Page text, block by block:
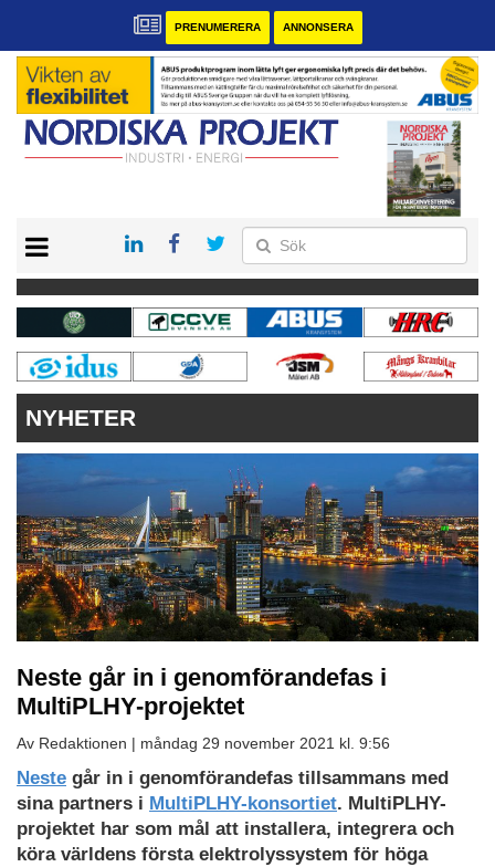
PRENUMERERA ANNONSERA
KONTAKT
VÅRA ANDRA MAGASIN
PRENUMERERA
ANNONSERA
NYHETER
Neste går in i genomförandefas i
MultiPLHY-projektet
Av Redaktionen | måndag 29 november 2021 kl. 9:56
Neste går in i genomförandefas tillsammans med
sina partners i MultiPLHY-konsortiet. MultiPLHY-
projektet har som mål att installera, integrera och
köra världens första elektrolyssystem för höga